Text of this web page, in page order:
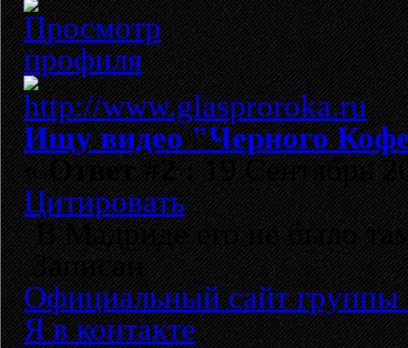
Ищу видео "Черного
«Ответ #2 :19 Сентябрь
Цитировать
В Мадриде его не было
Записан
Официальный сайт группы
Я в контакте